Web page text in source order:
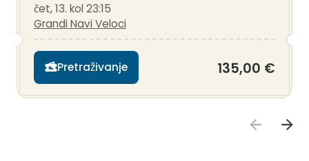
čet, 13. kol 23:15
Grandi Navi Veloci
Pretraživanje 135,00 €